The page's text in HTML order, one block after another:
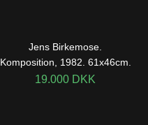
Jens Birkemose.
Komposition, 1982. 61x46cm.
19.000 DKK